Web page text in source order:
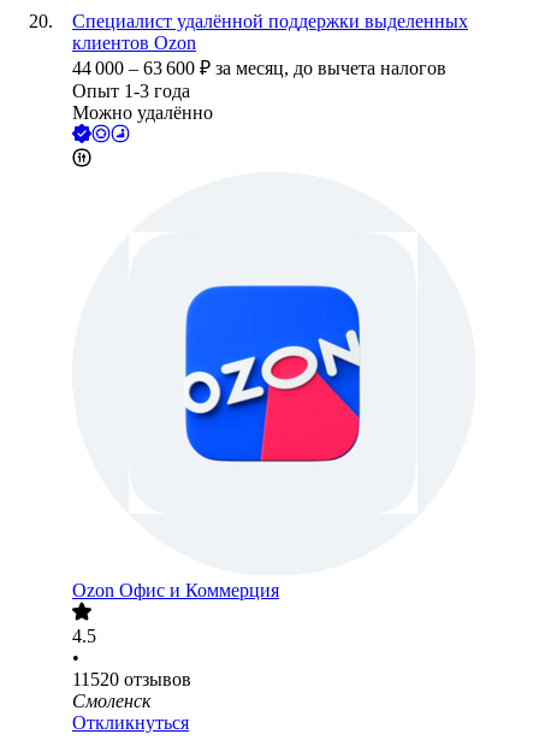
Специалист удалённой поддержки выделенных
клиентов Ozon
44 000 – 63 600 ₽ за месяц, до вычета налогов
Опыт 1-3 года
Можно удалённо
Ozon Офис и Коммерция
4.5
•
11520 отзывов
Смоленск
Откликнуться